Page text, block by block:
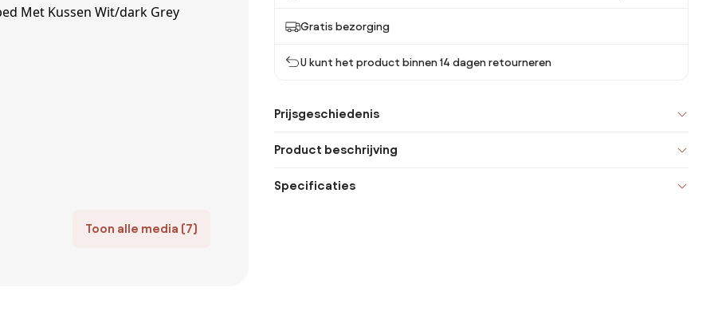
Toon alle media (7)
Gratis bezorging
U kunt het product binnen 14 dagen retourneren
Prijsgeschiedenis
Product beschrijving
Specificaties